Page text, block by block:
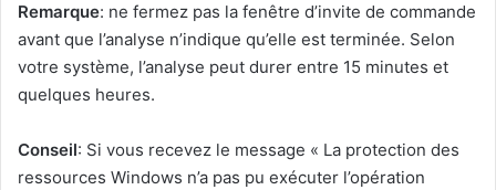
Remarque: ne fermez pas la fenêtre d’invite de commande
avant que l’analyse n’indique qu’elle est terminée. Selon
votre système, l’analyse peut durer entre 15 minutes et
quelques heures.
Conseil: Si vous recevez le message « La protection des
ressources Windows n’a pas pu exécuter l’opération